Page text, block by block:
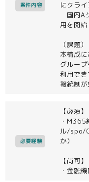
案件内容
にクラ
国内A
用を開
（課題）
本構成
グルー
利用で
報統制
必要経験
【必須】
・M365
ル/spo/
か）
【尚可】
・金融